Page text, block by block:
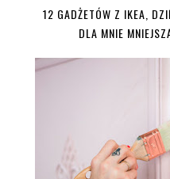
12 GADŻETÓW Z IKEA,
DLA MNIE